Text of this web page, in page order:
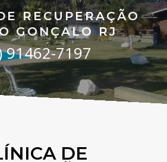
RECUPERAÇÃO
GONÇALO RJ
91462-7197
DE